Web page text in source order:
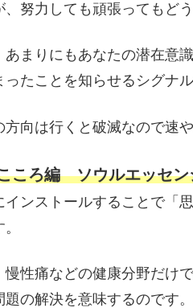
、努力しても頑張ってもど
あまりにもあなたの潜在意
ったことを知らせるシグナル
方向は行くと破滅なので速
ころ編 ソウルエッセン
インストールすることで「
慢性痛などの健康分野だけ
の解決を意味するのです。